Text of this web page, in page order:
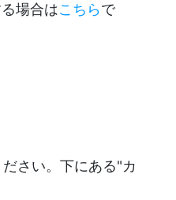
場合はこちらで
さい。下にある"カ